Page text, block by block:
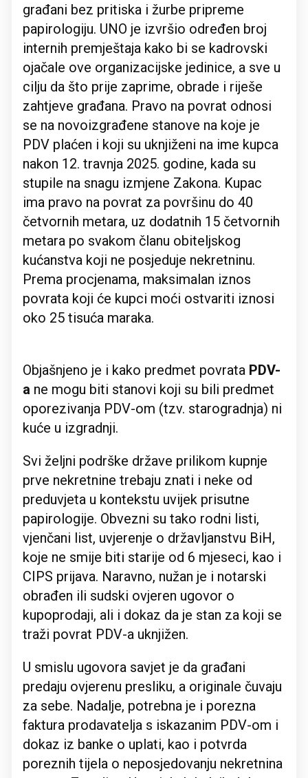
građani bez pritiska i žurbe pripreme
papirologiju. UNO je izvršio određen broj
internih premještaja kako bi se kadrovski
ojačale ove organizacijske jedinice, a sve u
cilju da što prije zaprime, obrade i riješe
zahtjeve građana. Pravo na povrat odnosi
se na novoizgrađene stanove na koje je
PDV plaćen i koji su uknjiženi na ime kupca
nakon 12. travnja 2025. godine, kada su
stupile na snagu izmjene Zakona. Kupac
ima pravo na povrat za površinu do 40
četvornih metara, uz dodatnih 15 četvornih
metara po svakom članu obiteljskog
kućanstva koji ne posjeduje nekretninu.
Prema procjenama, maksimalan iznos
povrata koji će kupci moći ostvariti iznosi
oko 25 tisuća maraka.
Objašnjeno je i kako predmet povrata PDV-
a ne mogu biti stanovi koji su bili predmet
oporezivanja PDV-om (tzv. starogradnja) ni
kuće u izgradnji.
Svi željni podrške države prilikom kupnje
prve nekretnine trebaju znati i neke od
preduvjeta u kontekstu uvijek prisutne
papirologije. Obvezni su tako rodni listi,
vjenčani list, uvjerenje o državljanstvu BiH,
koje ne smije biti starije od 6 mjeseci, kao i
CIPS prijava. Naravno, nužan je i notarski
obrađen ili sudski ovjeren ugovor o
kupoprodaji, ali i dokaz da je stan za koji se
traži povrat PDV-a uknjižen.
U smislu ugovora savjet je da građani
predaju ovjerenu presliku, a originale čuvaju
za sebe. Nadalje, potrebna je i porezna
faktura prodavatelja s iskazanim PDV-om i
dokaz iz banke o uplati, kao i potvrda
poreznih tijela o neposjedovanju nekretnina